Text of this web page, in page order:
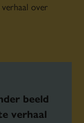
over
beeld
verhaal